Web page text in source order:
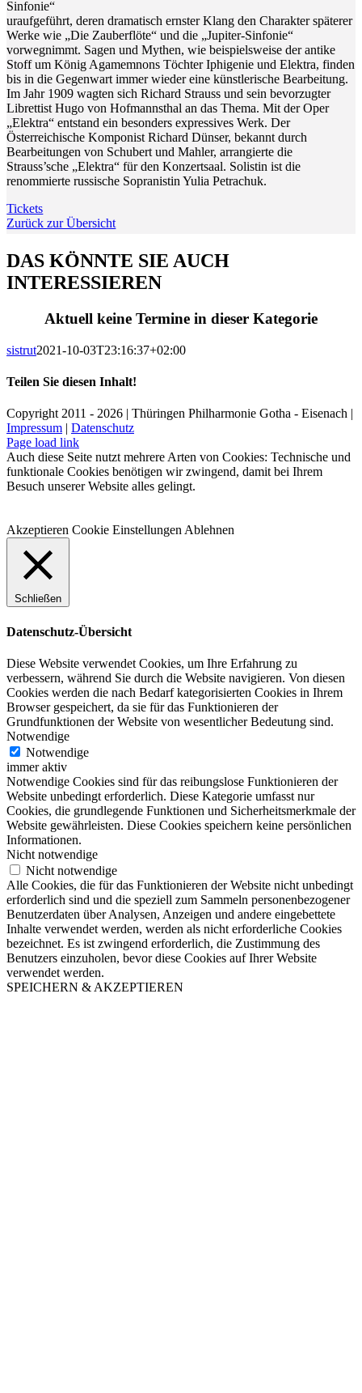
Sinfonie“
uraufgeführt, deren dramatisch ernster Klang den Charakter späterer
Werke wie „Die Zauberflöte“ und die „Jupiter-Sinfonie“
vorwegnimmt. Sagen und Mythen, wie beispielsweise der antike
Stoff um König Agamemnons Töchter Iphigenie und Elektra, finden
bis in die Gegenwart immer wieder eine künstlerische Bearbeitung.
Im Jahr 1909 wagten sich Richard Strauss und sein bevorzugter
Librettist Hugo von Hofmannsthal an das Thema. Mit der Oper
„Elektra“ entstand ein besonders expressives Werk. Der
Österreichische Komponist Richard Dünser, bekannt durch
Bearbeitungen von Schubert und Mahler, arrangierte die
Strauss’sche „Elektra“ für den Konzertsaal. Solistin ist die
renommierte russische Sopranistin Yulia Petrachuk.
Tickets
Zurück zur Übersicht
DAS KÖNNTE SIE AUCH
INTERESSIEREN
Aktuell keine Termine in dieser Kategorie
sistrut2021-10-03T23:16:37+02:00
Teilen Sie diesen Inhalt!
Facebook
X
LinkedIn
E-
Mail
Copyright 2011 - 2026 | Thüringen Philharmonie Gotha - Eisenach |
Impressum | Datenschutz
Facebook
Instagram
WhatsApp
YouTube
E-
Mail
Telefon
Page load link
Auch diese Seite nutzt mehrere Arten von Cookies: Technische und
funktionale Cookies benötigen wir zwingend, damit bei Ihrem
Besuch unserer Website alles gelingt.
Akzeptieren Cookie Einstellungen Ablehnen
Schließen
Datenschutz-Übersicht
Diese Website verwendet Cookies, um Ihre Erfahrung zu
verbessern, während Sie durch die Website navigieren. Von diesen
Cookies werden die nach Bedarf kategorisierten Cookies in Ihrem
Browser gespeichert, da sie für das Funktionieren der
Grundfunktionen der Website von wesentlicher Bedeutung sind.
Notwendige
Notwendige
immer aktiv
Notwendige Cookies sind für das reibungslose Funktionieren der
Website unbedingt erforderlich. Diese Kategorie umfasst nur
Cookies, die grundlegende Funktionen und Sicherheitsmerkmale der
Website gewährleisten. Diese Cookies speichern keine persönlichen
Informationen.
Nicht notwendige
Nicht notwendige
Alle Cookies, die für das Funktionieren der Website nicht unbedingt
erforderlich sind und die speziell zum Sammeln personenbezogener
Benutzerdaten über Analysen, Anzeigen und andere eingebettete
Inhalte verwendet werden, werden als nicht erforderliche Cookies
bezeichnet. Es ist zwingend erforderlich, die Zustimmung des
Benutzers einzuholen, bevor diese Cookies auf Ihrer Website
verwendet werden.
SPEICHERN & AKZEPTIEREN